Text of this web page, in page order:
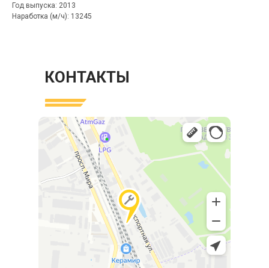
Год выпуска: 2013
Наработка (м/ч): 13245
КОНТАКТЫ